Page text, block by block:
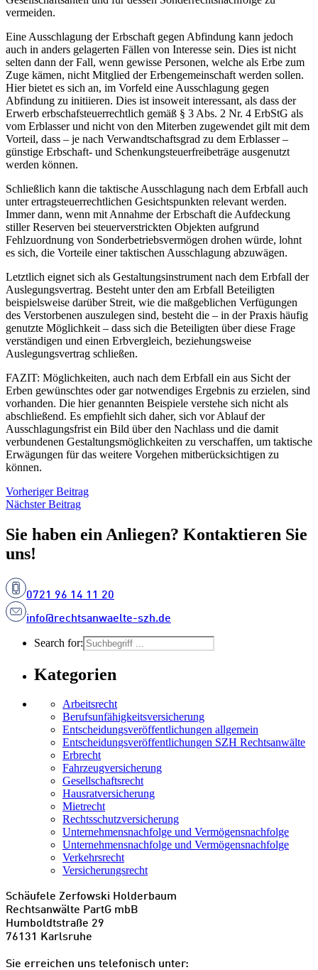
vermeiden.
Eine Ausschlagung der Erbschaft gegen Abfindung kann jedoch
auch in anders gelagerten Fällen von Interesse sein. Dies ist nicht
selten dann der Fall, wenn gewisse Personen, welche als Erbe zum
Zuge kämen, nicht Mitglied der Erbengemeinschaft werden sollen.
Hier bietet es sich an, im Vorfeld eine Ausschlagung gegen
Abfindung zu initiieren. Dies ist insoweit interessant, als dass der
Erwerb erbschafsteuerrechtlich gemäß § 3 Abs. 2 Nr. 4 ErbStG als
vom Erblasser und nicht von den Miterben zugewendet gilt mit dem
Vorteil, dass – je nach Verwandtschaftsgrad zu dem Erblasser –
günstige Erbschaft- und Schenkungsteuerfreibeträge ausgenutzt
werden können.
Schließlich kann die taktische Ausschlagung nach dem Erbfall auch
unter ertragsteuerrechtlichen Gesichtspunkten relevant werden.
Immer dann, wenn mit Annahme der Erbschaft die Aufdeckung
stiller Reserven bei steuerverstrickten Objekten aufgrund
Fehlzuordnung von Sonderbetriebsvermögen drohen würde, lohnt
es sich, die Vorteile einer taktischen Ausschlagung abzuwägen.
Letztlich eignet sich als Gestaltungsinstrument nach dem Erbfall der
Auslegungsvertrag. Besteht unter den am Erbfall Beteiligten
beispielsweise darüber Streit, wie die maßgeblichen Verfügungen
des Verstorbenen auszulegen sind, besteht die – in der Praxis häufig
genutzte Möglichkeit – dass sich die Beteiligten über diese Frage
verständigen und einen Erbvergleich, beziehungsweise
Auslegungsvertrag schließen.
FAZIT: Möglichkeiten, auch nach dem Erbfall ein aus Sicht der
Erben gewünschtes oder gar notwendiges Ergebnis zu erzielen, sind
vorhanden. Die hier genannten Beispiele verstehe sich nicht als
abschließend. Es empfiehlt sich daher, sich vor Ablauf der
Ausschlagungsfrist ein Bild über den Nachlass und die damit
verbundenen Gestaltungsmöglichkeiten zu verschaffen, um taktische
Erwägungen für das weitere Vorgehen mitberücksichtigen zu
können.
Vorheriger Beitrag
Nächster Beitrag
Sie haben ein Anliegen? Kontaktieren Sie
uns!
0721 96 14 11 20
info@rechtsanwaelte-szh.de
Search for:
Kategorien
Arbeitsrecht
Berufsunfähigkeitsversicherung
Entscheidungs­­veröffentlichungen allgemein
Entscheidungs­veröffentlichungen SZH Rechtsanwälte
Erbrecht
Fahrzeugversicherung
Gesellschaftsrecht
Hausratversicherung
Mietrecht
Rechtsschutzversicherung
Unternehmensnachfolge und Vermögensnachfolge
Unternehmensnachfolge und Vermögensnachfolge
Verkehrsrecht
Versicherungsrecht
Schäufele Zerfowski Holderbaum
Rechtsanwälte PartG mbB
Humboldtstraße 29
76131 Karlsruhe
Sie erreichen uns telefonisch unter: